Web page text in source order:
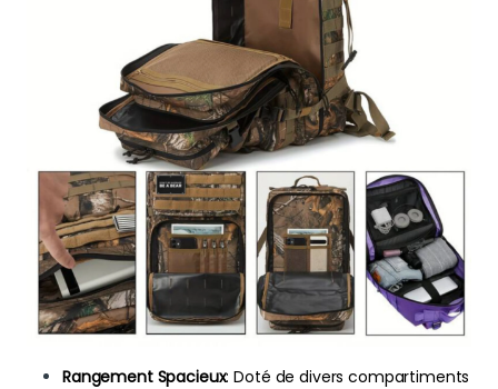
Rangement Spacieux: Doté de divers compartiments